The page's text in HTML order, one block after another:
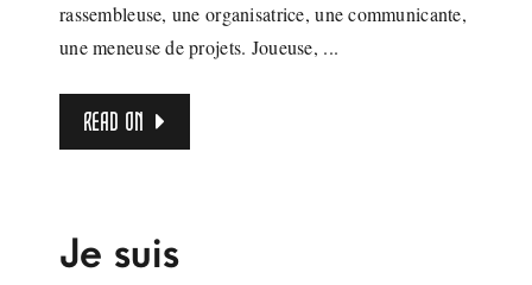
rassembleuse, une organisatrice, une communicante,
une meneuse de projets. Joueuse, ...
READ ON
Je suis